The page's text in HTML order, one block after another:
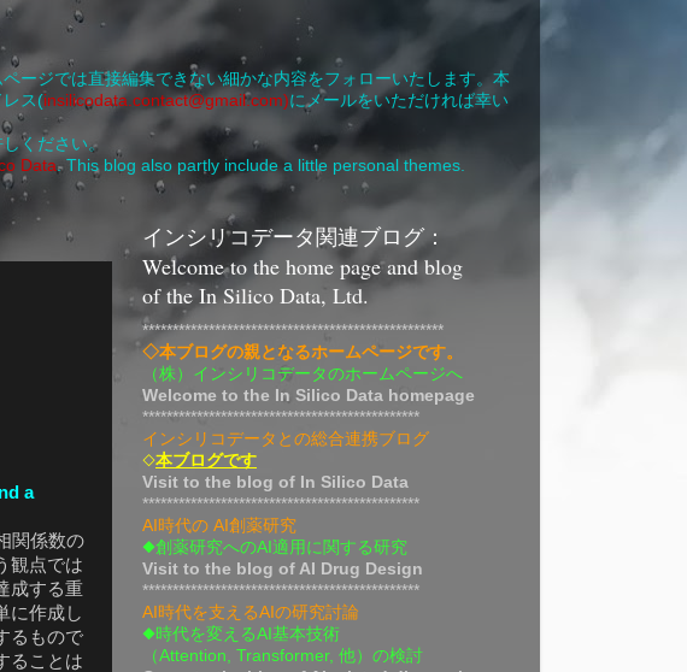
ージでは直接編集できない細かな内容をフォローいたします。本
レス(insilicodata.contact@gmail.com)にメールをいただければ幸い
ください。
Data.This blog also partly include a little personal themes.
a
関係数の
観点では
成する重
に作成し
るもので
ることは
インシリコデータ関連ブログ：
Welcome to the home page and blog
of the In Silico Data, Ltd.
**************************************************
◇本ブログの親となるホームページです。
（株）インシリコデータのホームページへ
Welcome to the In Silico Data homepage
**********************************************
インシリコデータとの総合連携ブログ
◇本ブログです
Visit to the blog of In Silico Data
**********************************************
AI時代の AI創薬研究
◆創薬研究へのAI適用に関する研究
Visit to the blog of AI Drug Design
**********************************************
AI時代を支えるAIの研究討論
◆時代を変えるAI基本技術
（Attention, Transformer, 他）の検討